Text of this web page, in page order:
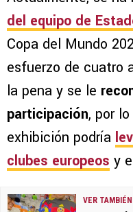
del equipo de
Copa del Mundo
esfuerzo de cuatro
la pena y se le
participación, por
exhibición podría
clubes europeos y
VER TAMBIÉN